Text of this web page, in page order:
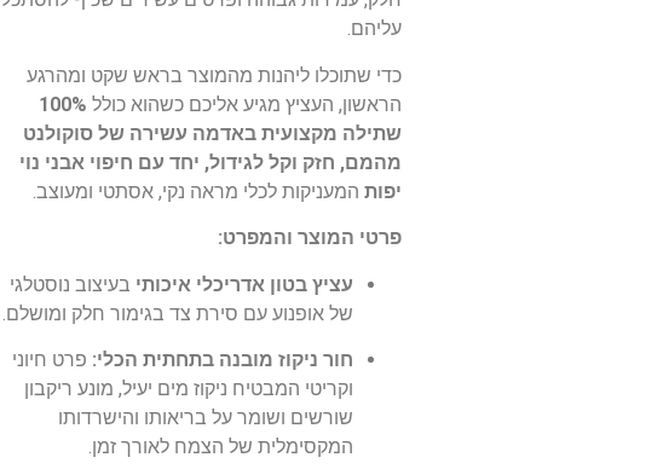
עליהם.
כדי שתוכלו ליהנות מהמוצר בראש שקט ומהרגע
הראשון, העציץ מגיע אליכם כשהוא כולל 100%
שתילה מקצועית באדמה עשירה של סוקולנט
מהמם, חזק וקל לגידול, יחד עם חיפוי אבני נוי
יפות המעניקות לכלי מראה נקי, אסתטי ומעוצב.
פרטי המוצר והמפרט:
עציץ בטון אדריכלי איכותי בעיצוב נוסטלגי
של אופנוע עם סירת צד בגימור חלק ומושלם.
חור ניקוז מובנה בתחתית הכלי: פרט חיוני
וקריטי המבטיח ניקוז מים יעיל, מונע ריקבון
שורשים ושומר על בריאותו והישרדותו
המקסימלית של הצמח לאורך זמן.